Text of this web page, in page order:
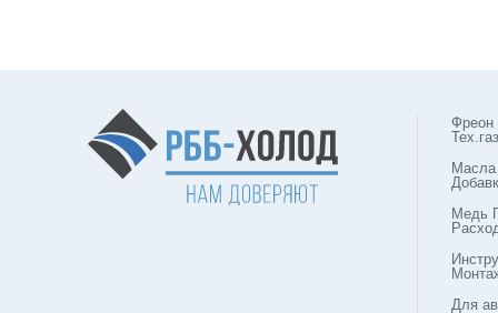
Фреон
Медь
Для